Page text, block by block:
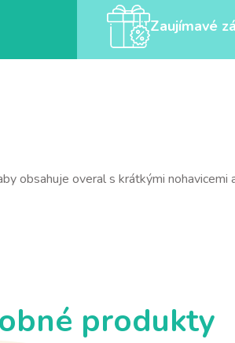
Zaujímavé
obsahuje overal s krátkými
produkty